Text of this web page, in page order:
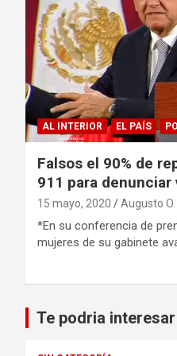
AL INTERIOR EL PAÍS
Falsos el 90% de
911 para denunciar
15 mayo, 2020 Augusto O
*En su conferencia de
mujeres de su gabinete
Te podria interesar